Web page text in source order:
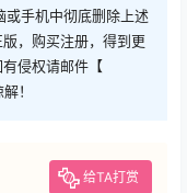
或手机中彻底删除上述
，购买注册，得到更
侵权请邮件【
！
给TA打赏